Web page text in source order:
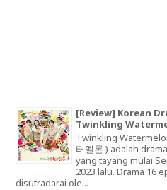
[Review] Korean
Twinkling
Twinkling
터멜론 ) adalah
yang tayang mulai
2023 lalu. Drama 16
disutradarai ole...